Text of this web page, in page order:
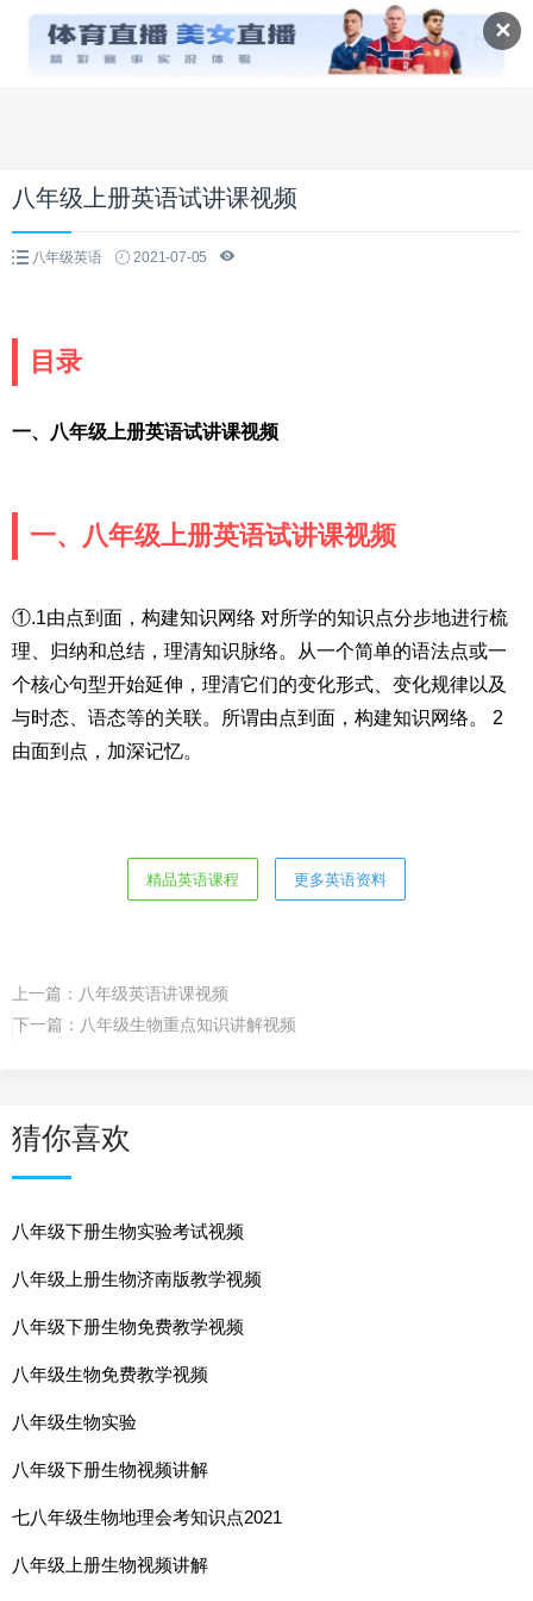
✕
八年级上册英语试讲课视频
八年级英语 2021-07-05
目录
一、八年级上册英语试讲课视频
一、八年级上册英语试讲课视频
①.1由点到面，构建知识网络 对所学的知识点分步地进行梳
理、归纳和总结，理清知识脉络。从一个简单的语法点或一
个核心句型开始延伸，理清它们的变化形式、变化规律以及
与时态、语态等的关联。所谓由点到面，构建知识网络。 2
由面到点，加深记忆。
精品英语课程 更多英语资料
上一篇： 八年级英语讲课视频
下一篇： 八年级生物重点知识讲解视频
猜你喜欢
八年级下册生物实验考试视频
八年级上册生物济南版教学视频
八年级下册生物免费教学视频
八年级生物免费教学视频
八年级生物实验
八年级下册生物视频讲解
七八年级生物地理会考知识点2021
八年级上册生物视频讲解